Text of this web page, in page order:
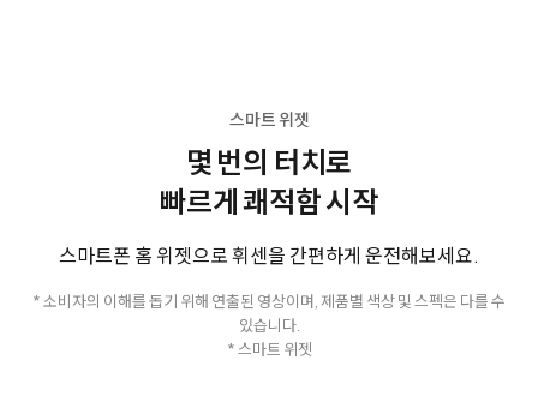
스마트 위젯
몇 번의 터치로
빠르게 쾌적함 시작
스마트폰 홈 위젯으로 휘센을 간편하게 운전해보세요.
* 소비자의 이해를 돕기 위해 연출된 영상이며, 제품별 색상 및 스펙은 다를 수
있습니다.
* 스마트 위젯